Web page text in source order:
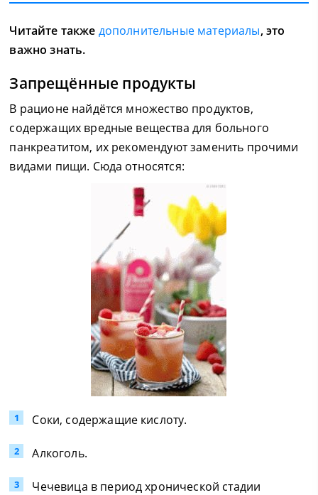
Читайте также дополнительные материалы, это
важно знать.
Запрещённые продукты
В рационе найдётся множество продуктов,
содержащих вредные вещества для больного
панкреатитом, их рекомендуют заменить прочими
видами пищи. Сюда относятся:
Соки, содержащие кислоту.
Алкоголь.
Чечевица в период хронической стадии